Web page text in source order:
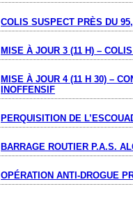
COLIS SUSPECT PRÈS DU
MISE À JOUR 3 (11 H) –
MISE À JOUR 4 (11 H 30) –
INOFFENSIF
PERQUISITION DE
BARRAGE ROUTIER P.A.S.
OPÉRATION ANTI-DROGUE